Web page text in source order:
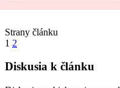
Strany článku
1 2
Diskusia k článku